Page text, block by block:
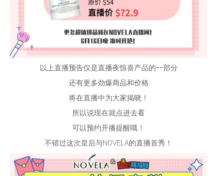
以上直播预告仅是直播夜惊喜产品的一部分
还有更多劲爆商品和价格
将在直播中为大家揭晓！
所以说现在就点进去看
可以预约开播提醒哦！
不错过这次皇后与NOVELA的直播首秀！